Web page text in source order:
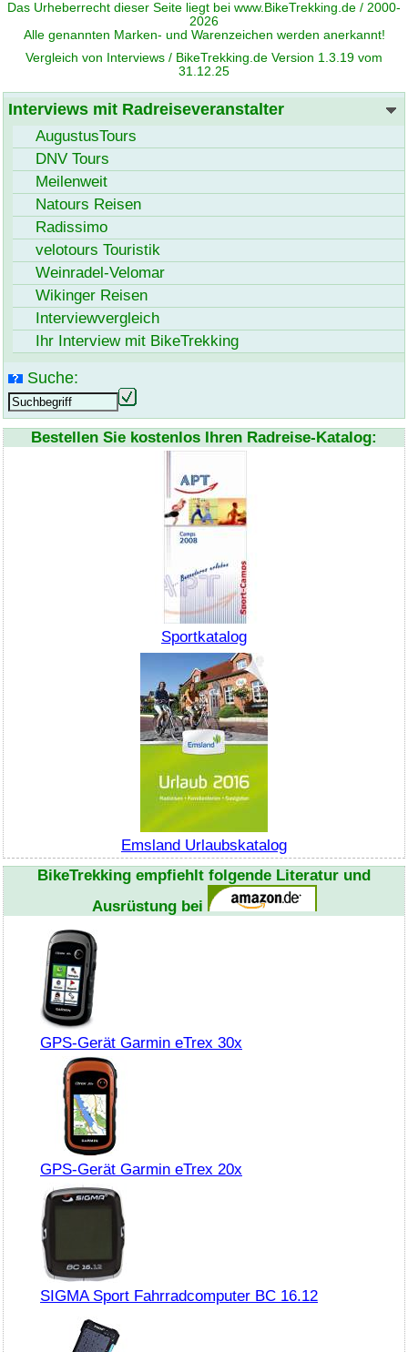
Das Urheberrecht dieser Seite liegt bei www. BikeTrekking.de / 2000-
2026
Alle genannten Marken- und Warenzeichen werden anerkannt!
Vergleich von Interviews / BikeTrekking.de Version 1.3.19 vom
31.12.25
Interviews mit Radreiseveranstalter
AugustusTours
DNV Tours
Meilenweit
Natours Reisen
Radissimo
velotours Touristik
Weinradel-Velomar
Wikinger Reisen
Interviewvergleich
Ihr Interview mit BikeTrekking
Suche:
Bestellen Sie kostenlos Ihren Radreise-Katalog:
Sportkatalog
Emsland Urlaubskatalog
BikeTrekking empfiehlt folgende Literatur und
Ausrüstung bei
GPS-Gerät Garmin eTrex 30x
GPS-Gerät Garmin eTrex 20x
SIGMA Sport Fahrradcomputer BC 16.12